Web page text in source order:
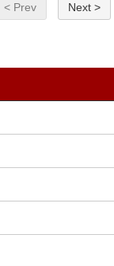
< Prev Next >